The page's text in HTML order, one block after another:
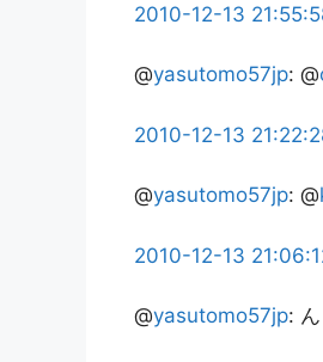
2010-12-13
@yasutomo57jp: @
2010-12-13
@yasutomo57jp: @
2010-12-13
@yasutomo57jp: